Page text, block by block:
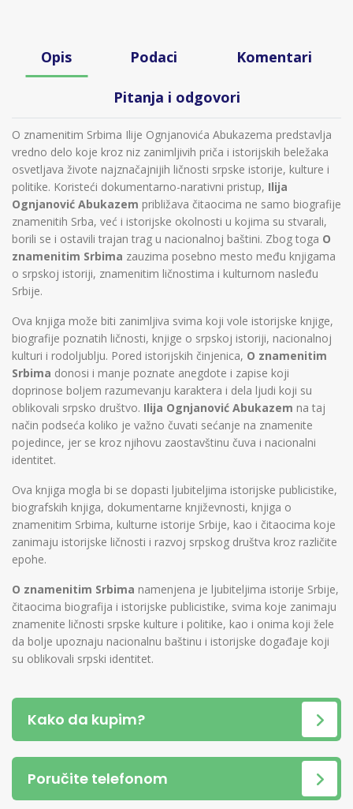
Opis Podaci Komentari
Pitanja i odgovori
O znamenitim Srbima Ilije Ognjanovića Abukazema predstavlja
vredno delo koje kroz niz zanimljivih priča i istorijskih beležaka
osvetljava živote najznačajnijih ličnosti srpske istorije, kulture i
politike. Koristeći dokumentarno-narativni pristup, Ilija
Ognjanović Abukazem približava čitaocima ne samo biografije
znamenitih Srba, već i istorijske okolnosti u kojima su stvarali,
borili se i ostavili trajan trag u nacionalnoj baštini. Zbog toga O
znamenitim Srbima zauzima posebno mesto među knjigama
o srpskoj istoriji, znamenitim ličnostima i kulturnom nasleđu
Srbije.
Ova knjiga može biti zanimljiva svima koji vole istorijske knjige,
biografije poznatih ličnosti, knjige o srpskoj istoriji, nacionalnoj
kulturi i rodoljublju. Pored istorijskih činjenica, O znamenitim
Srbima donosi i manje poznate anegdote i zapise koji
doprinose boljem razumevanju karaktera i dela ljudi koji su
oblikovali srpsko društvo. Ilija Ognjanović Abukazem na taj
način podseća koliko je važno čuvati sećanje na znamenite
pojedince, jer se kroz njihovu zaostavštinu čuva i nacionalni
identitet.
Ova knjiga mogla bi se dopasti ljubiteljima istorijske publicistike,
biografskih knjiga, dokumentarne književnosti, knjiga o
znamenitim Srbima, kulturne istorije Srbije, kao i čitaocima koje
zanimaju istorijske ličnosti i razvoj srpskog društva kroz različite
epohe.
O znamenitim Srbima namenjena je ljubiteljima istorije Srbije,
čitaocima biografija i istorijske publicistike, svima koje zanimaju
znamenite ličnosti srpske kulture i politike, kao i onima koji žele
da bolje upoznaju nacionalnu baštinu i istorijske događaje koji
su oblikovali srpski identitet.
Kako da kupim?
Poručite telefonom